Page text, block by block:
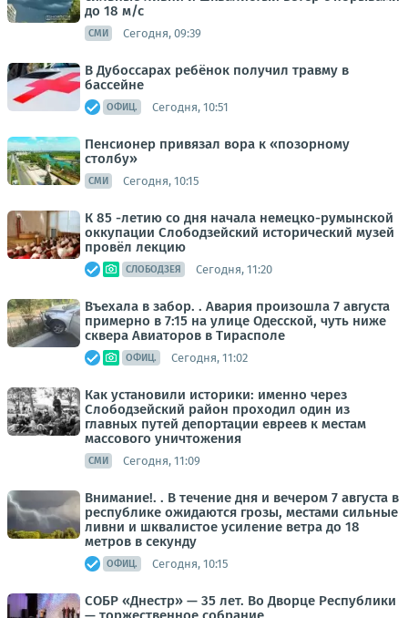
до 18 м/с
СМИ Сегодня, 09:39
В Дубоссарах ребёнок получил травму в
бассейне
ОФИЦ. Сегодня, 10:51
Пенсионер привязал вора к «позорному
столбу»
СМИ Сегодня, 10:15
К 85 -летию со дня начала немецко-румынской
оккупации Слободзейский исторический музей
провёл лекцию
СЛОБОДЗЕЯ Сегодня, 11:20
Въехала в забор. . Авария произошла 7 августа
примерно в 7:15 на улице Одесской, чуть ниже
сквера Авиаторов в Тирасполе
ОФИЦ. Сегодня, 11:02
Как установили историки: именно через
Слободзейский район проходил один из
главных путей депортации евреев к местам
массового уничтожения
СМИ Сегодня, 11:09
Внимание!. . В течение дня и вечером 7 августа в
республике ожидаются грозы, местами сильные
ливни и шквалистое усиление ветра до 18
метров в секунду
ОФИЦ. Сегодня, 10:15
СОБР «Днестр» — 35 лет. Во Дворце Республики